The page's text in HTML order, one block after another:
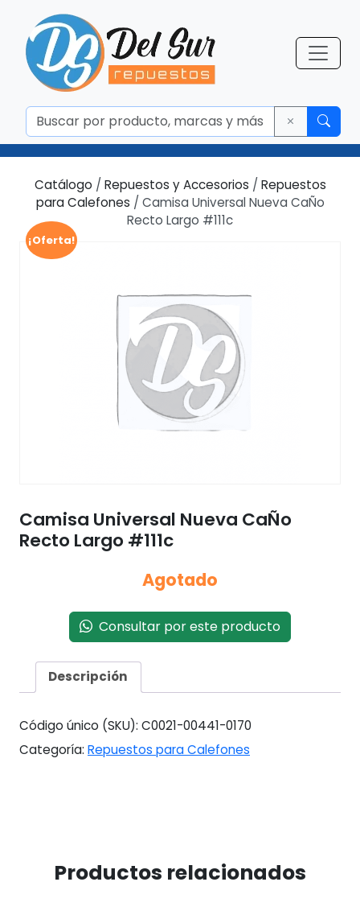
¡Oferta!
Catálogo / Repuestos y Accesorios / Repuestos
para Calefones / Camisa Universal Nueva CaÑo
Recto Largo #111c
Camisa Universal Nueva CaÑo
Recto Largo #111c
Agotado
Consultar por este producto
Descripción
Código único (SKU): C0021-00441-0170
Categoría: Repuestos para Calefones
Productos relacionados